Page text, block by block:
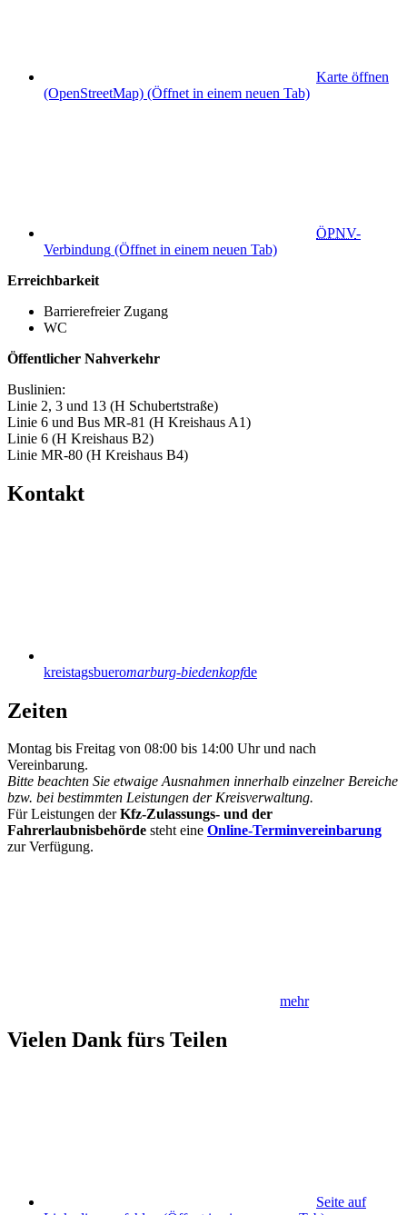
Karte öffnen
(OpenStreetMap) (Öffnet in einem neuen Tab)
ÖPNV-
Verbindung (Öffnet in einem neuen Tab)
Erreichbarkeit
Barrierefreier Zugang
WC
Öffentlicher Nahverkehr
Buslinien:
Linie 2, 3 und 13 (H Schubertstraße)
Linie 6 und Bus MR-81 (H Kreishaus A1)
Linie 6 (H Kreishaus B2)
Linie MR-80 (H Kreishaus B4)
Kontakt
kreistagsbueromarburg-biedenkopfde
Zeiten
Montag bis Freitag von 08:00 bis 14:00 Uhr und nach
Vereinbarung.
Bitte beachten Sie etwaige Ausnahmen innerhalb einzelner Bereiche
bzw. bei bestimmten Leistungen der Kreisverwaltung.
Für Leistungen derKfz-Zulassungs- und der
Fahrerlaubnisbehörde steht eine Online-Terminvereinbarung
zur Verfügung.
mehr
Vielen Dank fürs Teilen
Seite auf